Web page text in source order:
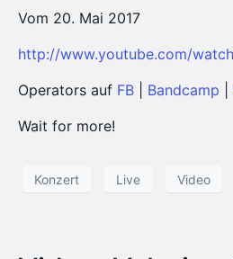
Vom 20. Mai 2017
http://www.youtube.com/
Operators auf FB Bandcamp
Wait for more!
Konzert Live Video